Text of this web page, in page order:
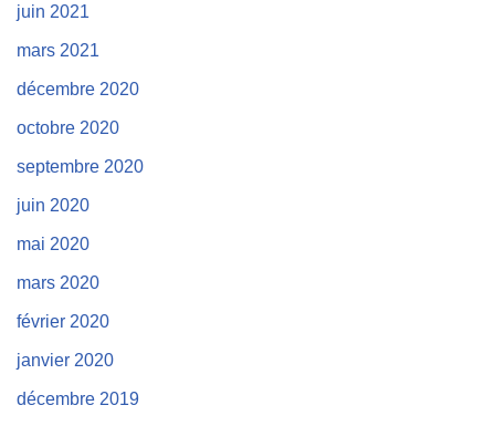
juin 2021
mars 2021
décembre 2020
octobre 2020
septembre 2020
juin 2020
mai 2020
mars 2020
février 2020
janvier 2020
décembre 2019